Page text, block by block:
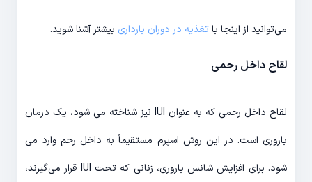
می‌توانید از اینجا باتغذیه در دوران بارداری بیشتر آشنا شوید.
لقاح داخل رحمی
لقاح داخل رحمی که به عنوان IUI نیز شناخته می شود، یک درمان
باروری است. در این روش اسپرم مستقیماً به داخل رحم وارد می
شود. برای افزایش شانس باروری، زنانی که تحت IUI قرار می‌گیرند،